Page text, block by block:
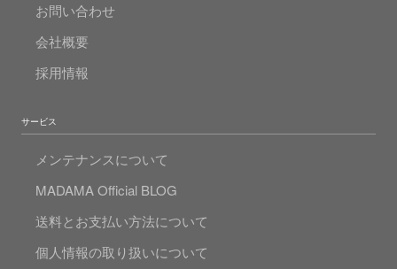
お問い合わせ
会社概要
採用情報
サービス
メンテナンスについて
MADAMA Official BLOG
送料とお支払い方法について
個人情報の取り扱いについて